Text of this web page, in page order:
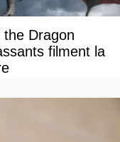
Dragon
filment la